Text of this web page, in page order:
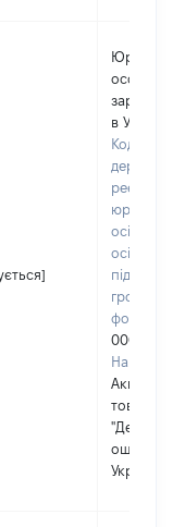
особа,
в Україні
Код в
реєстрі
осіб,
осіб –
України"